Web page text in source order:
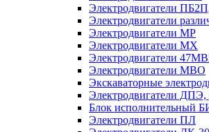
Электродвигатели
Электродвигатели
Электродвигатели МР
Электродвигатели MX
Электродвигатели
Электродвигатели MBO
Экскаваторные
Электродвигатели
Блок исполнительный
Электродвигатели ПЛ